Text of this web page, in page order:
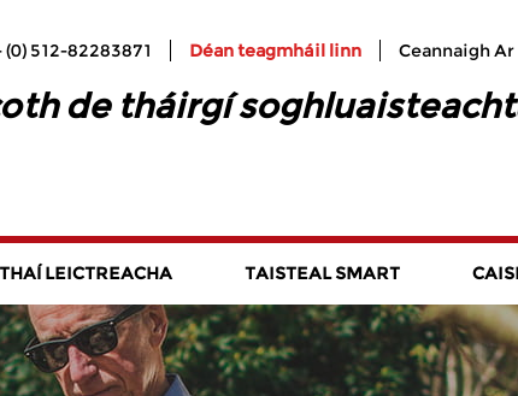
(0) 512-82283871 Déan teagmháil linn Ceannaigh Ar
de tháirgí
LEICTREACHA TAISTEAL SMART